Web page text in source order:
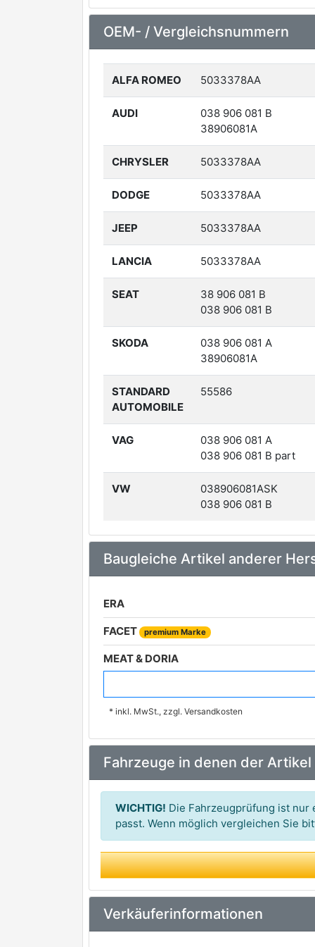
OEM- / Vergleichsnummern
ALFA ROMEO 5033378AA
AUDI 038 906 081 B
38906081A
CHRYSLER 5033378AA
DODGE 5033378AA
JEEP 5033378AA
LANCIA 5033378AA
SEAT 38 906 081 B
038 906 081 B
SKODA 038 906 081 A
38906081A
STANDARD
AUTOMOBILE
55586
VAG 038 906 081 A
038 906 081 B part
VW 038906081ASK
038 906 081 B
Baugleiche Artikel anderer
ERA
FACET premium Marke
MEAT & DORIA
TOPRAN
METZGER AUTOTEILE
TRISCAN premium Marke
HELLA
VEMO premium Marke
AIC
at autoteile germany
BUGIAD
DELPHI
* inkl. MwSt., zzgl. Versandkosten
Fahrzeuge in denen der
WICHTIG! Die Fahrzeugprüfung ist nur
passt. Wenn möglich vergleichen Sie
Verkäuferinformationen